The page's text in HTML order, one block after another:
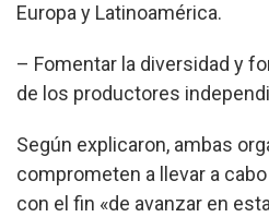
Europa y Latinoamérica.
– Fomentar la diversidad y
de los productores
Según explicaron, ambas
comprometen a llevar a
con el fin «de avanzar en